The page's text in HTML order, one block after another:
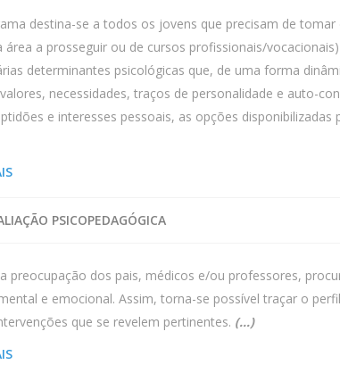
destina-se a todos os jovens que precisam de
área a prosseguir ou de cursos profissionais/
determinantes psicológicas que, de uma forma
necessidades, traços de personalidade e auto-
e interesses pessoais, as opções
PSICOPEDAGÓGICA
preocupação dos pais, médicos e/ou professores,
e emocional. Assim, torna-se possível traçar o
que se revelem pertinentes. (…)